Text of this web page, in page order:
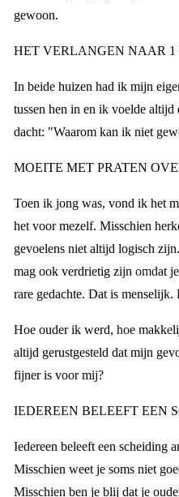
gewoon.
HET VERLANGEN NAAR 1
In beide huizen had ik mijn
tussen hen in en ik voelde altijd
dacht: "Waarom kan ik niet
MOEITE MET PRATEN
Toen ik jong was, vond ik het
het voor mezelf. Misschien
gevoelens niet altijd logisch
mag ook verdrietig zijn omdat
rare gedachte. Dat is menselijk.
Hoe ouder ik werd, hoe
altijd gerustgesteld dat mijn
fijner is voor mij?
IEDEREEN BELEEFT EEN
Iedereen beleeft een scheiding
Misschien weet je soms niet
Misschien ben je blij dat je